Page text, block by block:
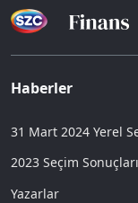
Haberler
31 Mart 2024 Yerel
2023 Seçim Sonuçları
Yazarlar